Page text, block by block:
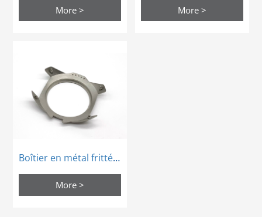
More > More >
Boîtier en métal fritté en acier inoxydable bronze micron personnalisé
More >